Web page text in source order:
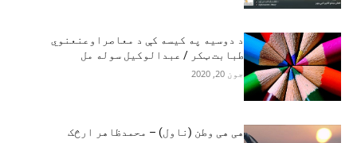
د دوسیه په کیسه کې د معاصراوعنعنوي
طبابت ټکر / عبدالوکیل سوله مل
جون 20, 2020
هی هی وطن (ناول) – محمدظاهر ارڅک